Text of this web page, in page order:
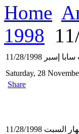
Home
1998
إسبر 11/28/1998
Saturday, 28
Share
11/28/1998